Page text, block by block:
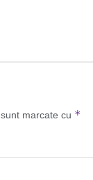
marcate cu *